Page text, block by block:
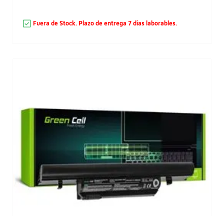
Fuera de Stock. Plazo de entrega 7 dias laborables.